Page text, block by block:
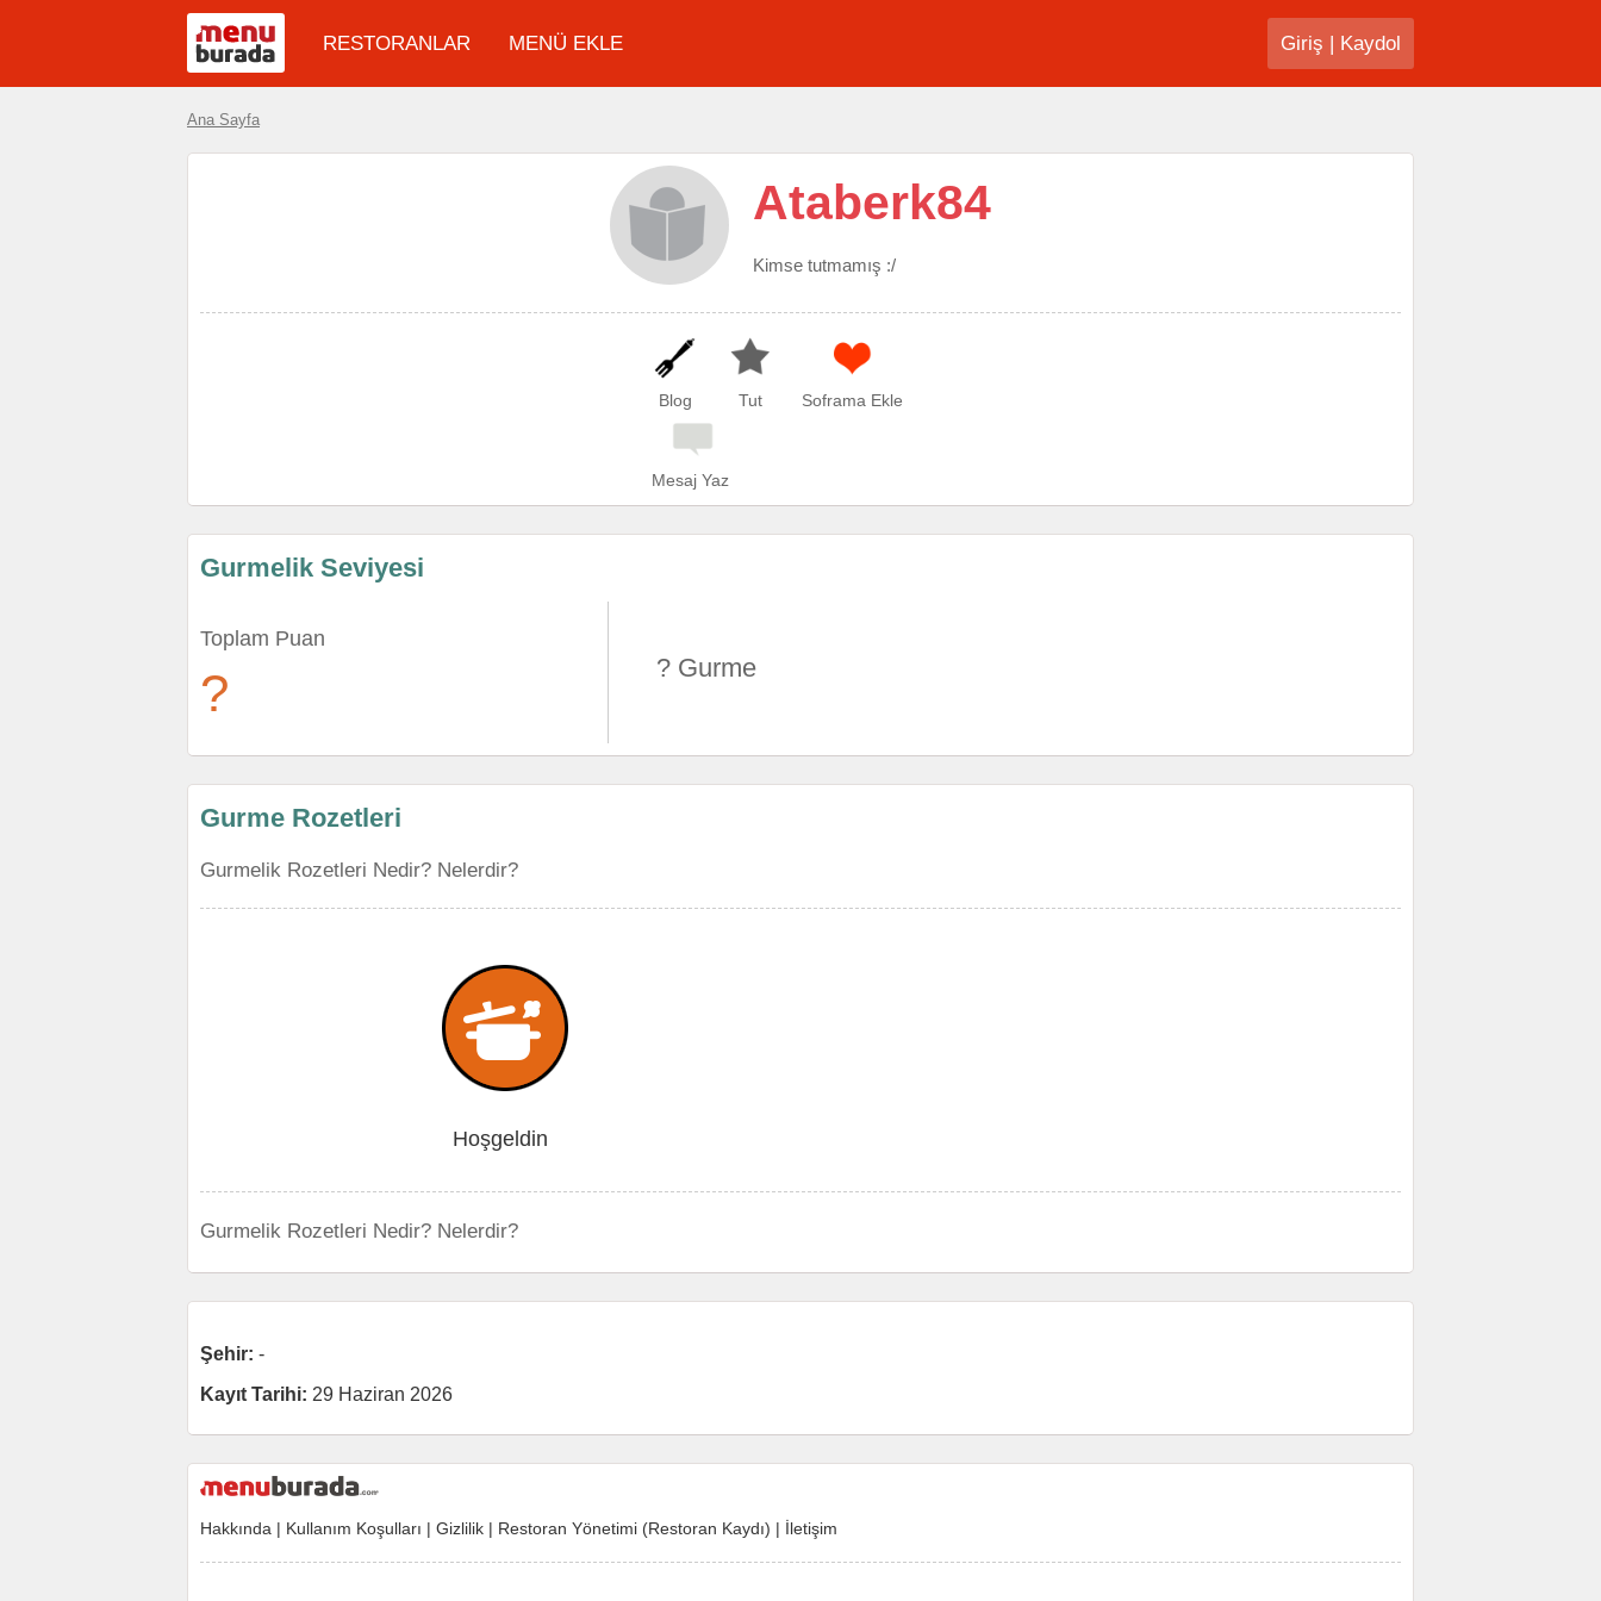
Giriş | Kaydol
RESTORANLAR MENÜ EKLE
Ana Sayfa
Ataberk84
Kimse tutmamış :/
Blog Tut Soframa Ekle
Mesaj Yaz
Gurmelik Seviyesi
Toplam Puan
? ? Gurme
Gurme Rozetleri
Gurmelik Rozetleri Nedir? Nelerdir?
Hoşgeldin
Gurmelik Rozetleri Nedir? Nelerdir?
Şehir: -
Kayıt Tarihi: 29 Haziran 2026
Hakkında | Kullanım Koşulları | Gizlilik | Restoran Yönetimi (Restoran Kaydı) | İletişim